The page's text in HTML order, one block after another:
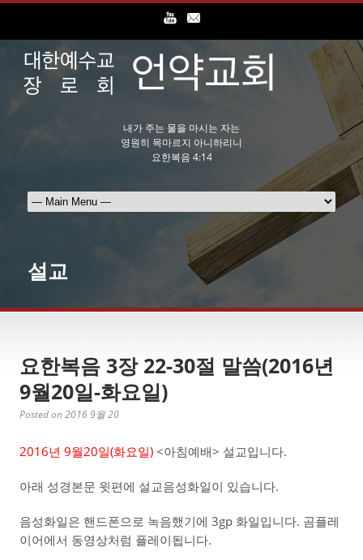
내가 주는 물을 마시는 자는
영원히 목마르지 아니하리니
요한복음 4:14
설교
요한복음 3장 22-30절 말씀(2016년
9월20일-화요일)
Posted on 2016 9월 20
2016년 9월20일(화요일) <아침예배> 설교입니다.
아래 성경본문 윗편에 설교음성화일이 있습니다.
음성화일은 핸드폰으로 녹음했기에 3gp 화일입니다. 곰플레
이어에서 동영상처럼 플레이됩니다.